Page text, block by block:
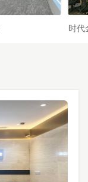
时代